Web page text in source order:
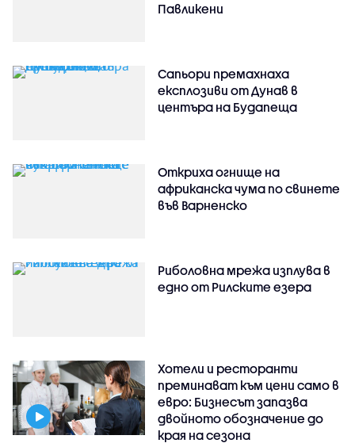
Павликени
Сапьори премахнаха
експлозиви от Дунав в
центъра на Будапеща
Откриха огнище на
африканска чума по свинете
във Варненско
Риболовна мрежа изплува в
едно от Рилските езера
Хотели и ресторанти
преминават към цени само в
евро: Бизнесът запазва
двойното обозначение до
края на сезона